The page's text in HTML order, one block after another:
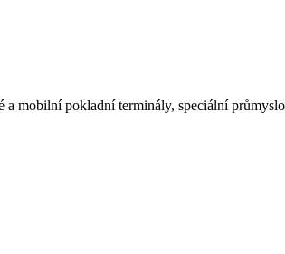
mobilní pokladní terminály, speciální